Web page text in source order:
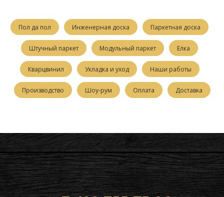
Пол да пол Инженерная доска Паркетная доска
Штучный паркет Модульный паркет Елка
Кварцвинил Укладка и уход Наши работы
Производство Шоу-рум Оплата Доставка